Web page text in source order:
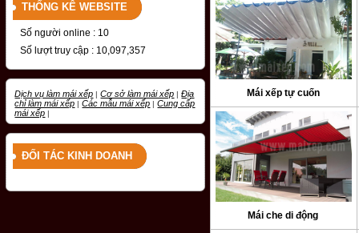
THỐNG KÊ WEBSITE
Số người online : 10
Số lượt truy cập : 10,097,357
Dịch vụ làm mái xếp |Cơ sở làm mái xếp |Địa
chỉ làm mái xếp |Các mẫu mái xếp |Cung cấp
mái xếp |
ĐỐI TÁC KINH DOANH
Mái xếp tự cuốn
Mái che di động